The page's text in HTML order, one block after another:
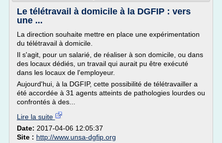
Le télétravail à domicile à la DGFIP : vers
une ...
La direction souhaite mettre en place une expérimentation
du télétravail à domicile.
Il s'agit, pour un salarié, de réaliser à son domicile, ou dans
des locaux dédiés, un travail qui aurait pu être exécuté
dans les locaux de l'employeur.
Aujourd'hui, à la DGFIP, cette possibilité de télétravailler a
été accordée à 31 agents atteints de pathologies lourdes ou
confrontés à des...
Lire la suite
Date: 2017-04-06 12:05:37
Site : http://www.unsa-dgfip.org